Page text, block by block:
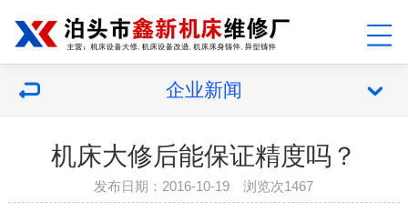
企业新闻
机床大修后能保证精度吗？
发布日期：2016-10-19 浏览次1467